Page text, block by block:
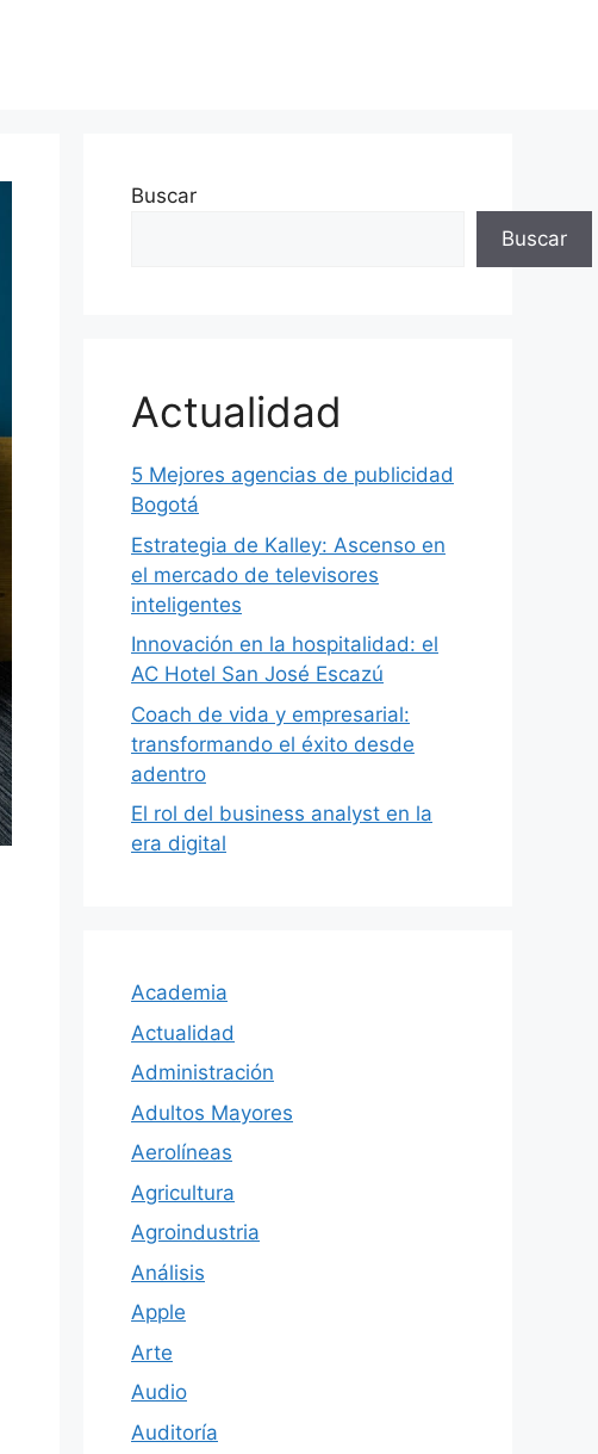
Buscar
Buscar
Actualidad
5 Mejores agencias de publicidad
Bogotá
Estrategia de Kalley: Ascenso en
el mercado de televisores
inteligentes
Innovación en la hospitalidad: el
AC Hotel San José Escazú
Coach de vida y empresarial:
transformando el éxito desde
adentro
El rol del business analyst en la
era digital
Academia
Actualidad
Administración
Adultos Mayores
Aerolíneas
Agricultura
Agroindustria
Análisis
Apple
Arte
Audio
Auditoría